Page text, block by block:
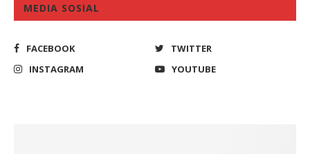
MEDIA SOSIAL
FACEBOOK
TWITTER
INSTAGRAM
YOUTUBE